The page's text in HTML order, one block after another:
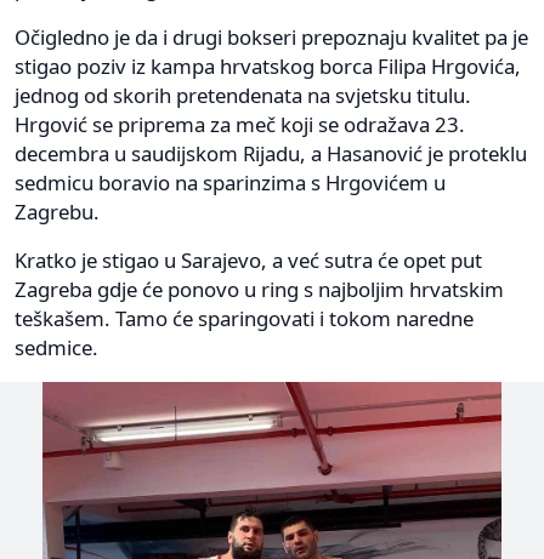
Očigledno je da i drugi bokseri prepoznaju kvalitet pa je
stigao poziv iz kampa hrvatskog borca Filipa Hrgovića,
jednog od skorih pretendenata na svjetsku titulu.
Hrgović se priprema za meč koji se odražava 23.
decembra u saudijskom Rijadu, a Hasanović je proteklu
sedmicu boravio na sparinzima s Hrgovićem u
Zagrebu.
Kratko je stigao u Sarajevo, a već sutra će opet put
Zagreba gdje će ponovo u ring s najboljim hrvatskim
teškašem. Tamo će sparingovati i tokom naredne
sedmice.